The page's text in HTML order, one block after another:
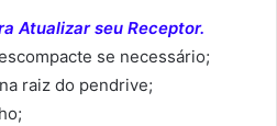
Atualizar seu Receptor.
se necessário;
raiz do pendrive;